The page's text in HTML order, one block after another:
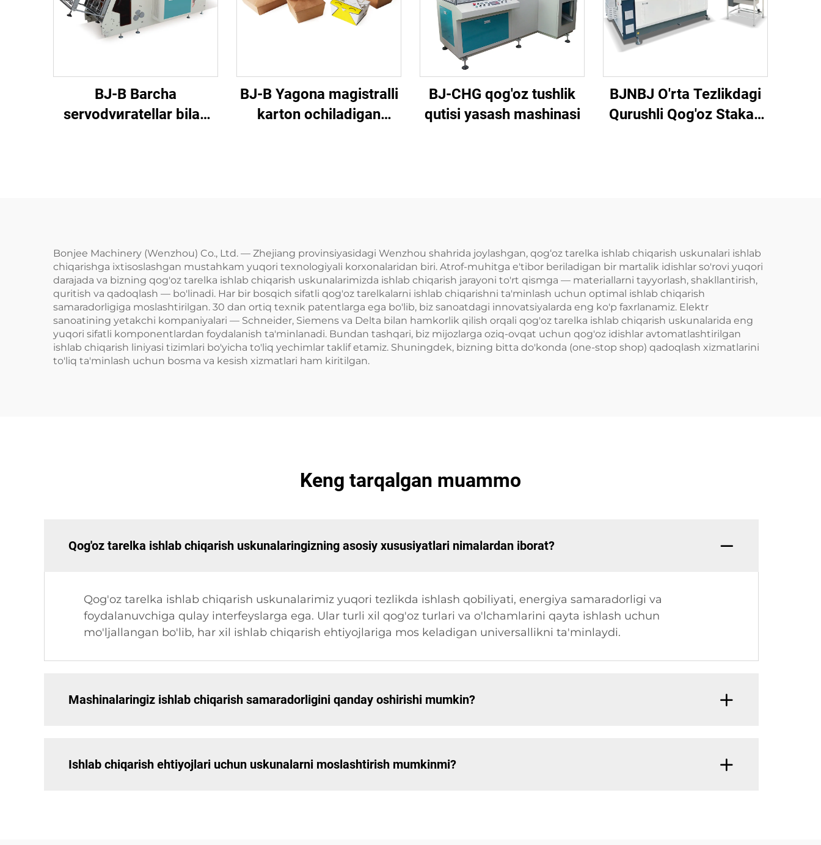
BJ-B Barcha
servodvигatellar bilan
BJ-B Yagona magistralli
karton ochiladigan
BJ-CHG qog'oz tushlik
qutisi yasash mashinasi
BJNBJ O'rta Tezlikdagi
Qurushli Qog'oz Stakan
Bonjee Machinery (Wenzhou) Co., Ltd. — Zhejiang provinsiyasidagi Wenzhou shahrida joylashgan, qog‘oz tarelka ishlab chiqarish uskunalari ishlab
chiqarishga ixtisoslashgan mustahkam yuqori texnologiyali korxonalaridan biri. Atrof-muhitga e'tibor beriladigan bir martalik idishlar so'rovi yuqori
darajada va bizning qog'oz tarelka ishlab chiqarish uskunalarimizda ishlab chiqarish jarayoni to'rt qismga — materiallarni tayyorlash, shakllantirish,
quritish va qadoqlash — bo'linadi. Har bir bosqich sifatli qog'oz tarelkalarni ishlab chiqarishni ta'minlash uchun optimal ishlab chiqarish
samaradorligiga moslashtirilgan. 30 dan ortiq texnik patentlarga ega bo'lib, biz sanoatdagi innovatsiyalarda eng ko'p faxrlanamiz. Elektr
sanoatining yetakchi kompaniyalari — Schneider, Siemens va Delta bilan hamkorlik qilish orqali qog'oz tarelka ishlab chiqarish uskunalarida eng
yuqori sifatli komponentlardan foydalanish ta'minlanadi. Bundan tashqari, biz mijozlarga oziq-ovqat uchun qog'oz idishlar avtomatlashtirilgan
ishlab chiqarish liniyasi tizimlari bo'yicha to'liq yechimlar taklif etamiz. Shuningdek, bizning bitta do'konda (one-stop shop) qadoqlash xizmatlarini
to'liq ta'minlash uchun bosma va kesish xizmatlari ham kiritilgan.
Keng tarqalgan muammo
Qog'oz tarelka ishlab chiqarish uskunalaringizning asosiy xususiyatlari nimalardan iborat?
Qog'oz tarelka ishlab chiqarish uskunalarimiz yuqori tezlikda ishlash qobiliyati, energiya samaradorligi va
foydalanuvchiga qulay interfeyslarga ega. Ular turli xil qog'oz turlari va o'lchamlarini qayta ishlash uchun
mo'ljallangan bo'lib, har xil ishlab chiqarish ehtiyojlariga mos keladigan universallikni ta'minlaydi.
Mashinalaringiz ishlab chiqarish samaradorligini qanday oshirishi mumkin?
Ishlab chiqarish ehtiyojlari uchun uskunalarni moslashtirish mumkinmi?